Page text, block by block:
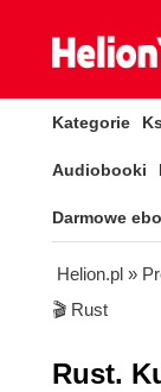
Kategorie
Audiobooki
Darmowe
Helion.pl »
🎬 Rust
Rust.